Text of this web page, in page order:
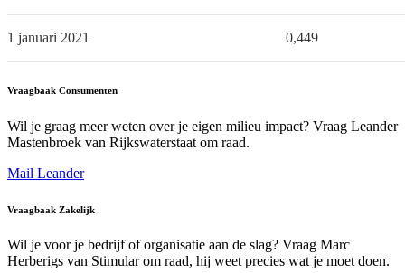
1 januari 2021 0,449
Vraagbaak Consumenten
Wil je graag meer weten over je eigen milieu impact? Vraag Leander
Mastenbroek van Rijkswaterstaat om raad.
Mail Leander
Vraagbaak Zakelijk
Wil je voor je bedrijf of organisatie aan de slag? Vraag Marc
Herberigs van Stimular om raad, hij weet precies wat je moet doen.